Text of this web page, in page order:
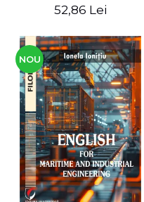
master
52,86 Lei
NOU